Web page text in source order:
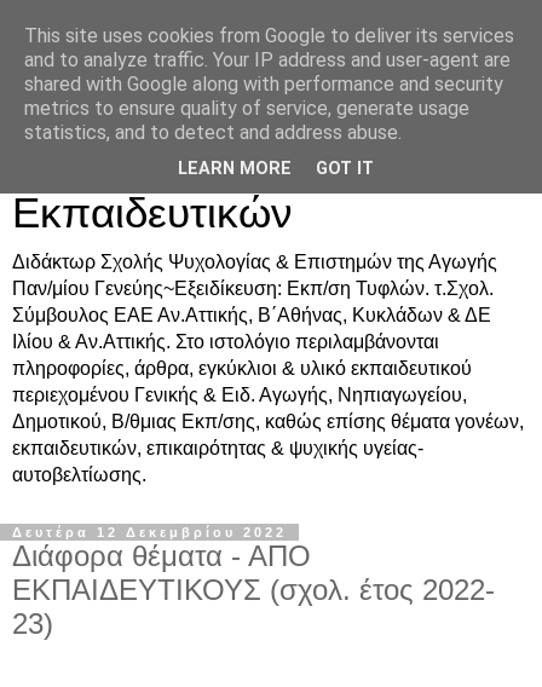
Δρ. Ράνια Χιουρέα-
Συμβουλευτική &
Υποστήριξη Γονέων &
Εκπαιδευτικών
Διδάκτωρ Σχολής Ψυχολογίας & Επιστημών της Αγωγής
Παν/μίου Γενεύης~Εξειδίκευση: Εκπ/ση Τυφλών. τ.Σχολ.
Σύμβουλος ΕΑΕ Αν.Αττικής, Β΄Αθήνας, Κυκλάδων & ΔΕ
Ιλίου & Αν.Αττικής. Στο ιστολόγιο περιλαμβάνονται
πληροφορίες, άρθρα, εγκύκλιοι & υλικό εκπαιδευτικού
περιεχομένου Γενικής & Ειδ. Αγωγής, Νηπιαγωγείου,
Δημοτικού, Β/θμιας Εκπ/σης, καθώς επίσης θέματα γονέων,
εκπαιδευτικών, επικαιρότητας & ψυχικής υγείας-
αυτοβελτίωσης.
Δευτέρα 12 Δεκεμβρίου 2022
Διάφορα θέματα - ΑΠΟ
ΕΚΠΑΙΔΕΥΤΙΚΟΥΣ (σχολ. έτος 2022-
23)
This site uses cookies from Google to deliver its services
and to analyze traffic. Your IP address and user-agent are
shared with Google along with performance and security
metrics to ensure quality of service, generate usage
statistics, and to detect and address abuse.
LEARN MORE GOT IT